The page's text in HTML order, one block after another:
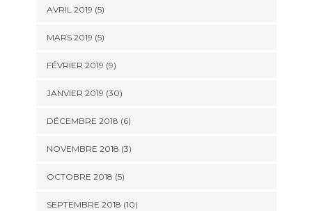
AVRIL 2019 (5)
MARS 2019 (5)
FÉVRIER 2019 (9)
JANVIER 2019 (30)
DÉCEMBRE 2018 (6)
NOVEMBRE 2018 (3)
OCTOBRE 2018 (5)
SEPTEMBRE 2018 (10)